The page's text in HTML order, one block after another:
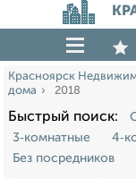
Красноярск
дома
2018
Быстрый поиск:
3‑комнатные
Без посредников